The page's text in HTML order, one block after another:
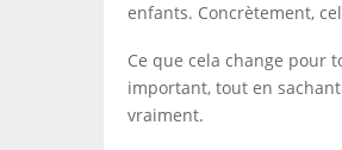
enfants. Concrètement,
Ce que cela change pour
important, tout en
vraiment.